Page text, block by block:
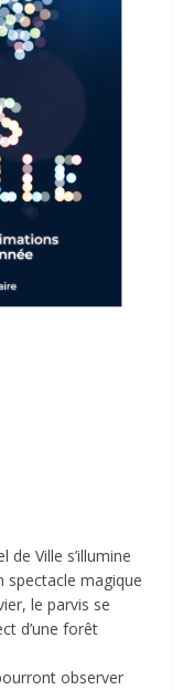
de Ville s’illumine
spectacle magique
le parvis se
d’une forêt
observer